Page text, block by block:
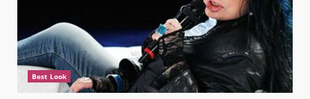
Best Look